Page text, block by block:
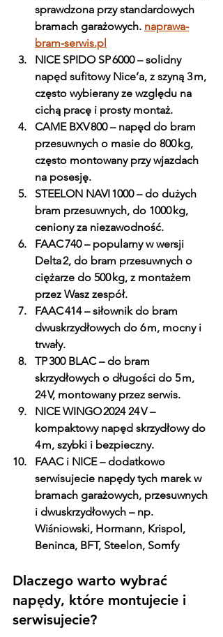
sprawdzona przy standardowych
bramach garażowych. naprawa-
bram-serwis.pl
NICE SPIDO SP 6000 – solidny
napęd sufitowy Nice’a, z szyną 3 m,
często wybierany ze względu na
cichą pracę i prosty montaż.
CAME BXV 800 – napęd do bram
przesuwnych o masie do 800 kg,
często montowany przy wjazdach
na posesję.
STEELON NAVI 1000 – do dużych
bram przesuwnych, do 1000 kg,
ceniony za niezawodność.
FAAC 740 – popularny w wersji
Delta 2, do bram przesuwnych o
ciężarze do 500 kg, z montażem
przez Wasz zespół.
FAAC 414 – siłownik do bram
dwuskrzydłowych do 6 m, mocny i
trwały.
TP 300 BLAC – do bram
skrzydłowych o długości do 5 m,
24 V, montowany przez serwis.
NICE WINGO 2024 24 V –
kompaktowy napęd skrzydłowy do
4 m, szybki i bezpieczny.
FAAC i NICE – dodatkowo
serwisujecie napędy tych marek w
bramach garażowych, przesuwnych
i dwuskrzydłowych – np.
Wiśniowski, Hormann, Krispol,
Beninca, BFT, Steelon, Somfy
Dlaczego warto wybrać
napędy, które montujecie i
serwisujecie?